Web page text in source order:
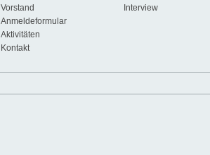
Vorstand
Anmeldeformular
Aktivitäten
Kontakt
Interview